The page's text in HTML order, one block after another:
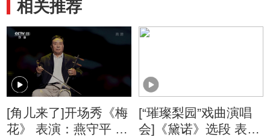
相关推荐
[角儿来了]开场秀《梅
花》 表演：燕守平 沈
[“璀璨梨园”戏曲演唱
会]《黛诺》选段 表